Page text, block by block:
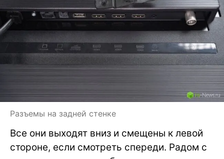
Разъемы на задней стенке
Все они выходят вниз и смещены к левой
стороне, если смотреть спереди. Радом с